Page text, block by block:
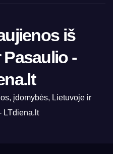
iš
-
įdomybės, Lietuvoje ir
LTdiena.lt